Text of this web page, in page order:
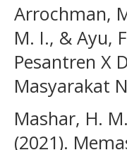
Arrochman,
M. I., & Ayu,
Pesantren X
Masyarakat
Mashar, H.
(2021).